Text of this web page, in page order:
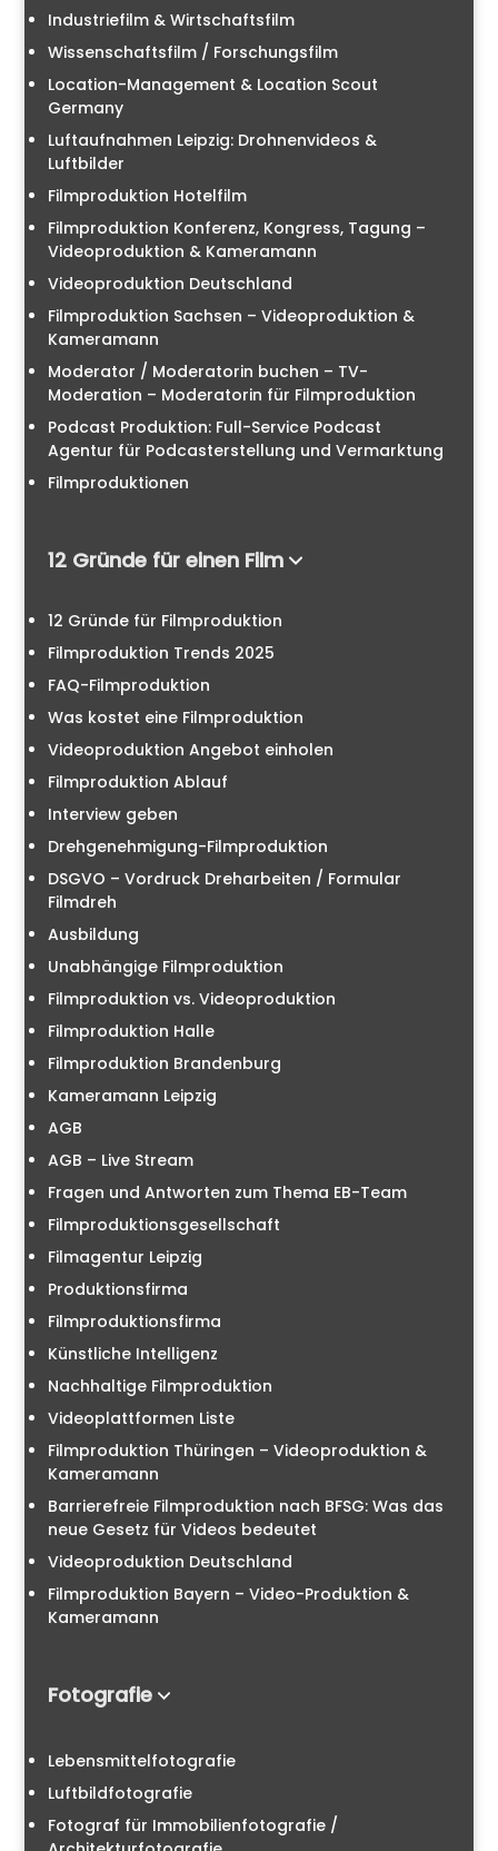
Industriefilm & Wirtschaftsfilm
Wissenschaftsfilm / Forschungsfilm
Location-Management & Location Scout
Germany
Luftaufnahmen Leipzig: Drohnenvideos &
Luftbilder
Filmproduktion Hotelfilm
Filmproduktion Konferenz, Kongress, Tagung –
Videoproduktion & Kameramann
Videoproduktion Deutschland
Filmproduktion Sachsen – Videoproduktion &
Kameramann
Moderator / Moderatorin buchen – TV-
Moderation – Moderatorin für Filmproduktion
Podcast Produktion: Full-Service Podcast
Agentur für Podcasterstellung und Vermarktung
Filmproduktionen
12 Gründe für einen Film
12 Gründe für Filmproduktion
Filmproduktion Trends 2025
FAQ-Filmproduktion
Was kostet eine Filmproduktion
Videoproduktion Angebot einholen
Filmproduktion Ablauf
Interview geben
Drehgenehmigung-Filmproduktion
DSGVO – Vordruck Dreharbeiten / Formular
Filmdreh
Ausbildung
Unabhängige Filmproduktion
Filmproduktion vs. Videoproduktion
Filmproduktion Halle
Filmproduktion Brandenburg
Kameramann Leipzig
AGB
AGB – Live Stream
Fragen und Antworten zum Thema EB-Team
Filmproduktionsgesellschaft
Filmagentur Leipzig
Produktionsfirma
Filmproduktionsfirma
Künstliche Intelligenz
Nachhaltige Filmproduktion
Videoplattformen Liste
Filmproduktion Thüringen – Videoproduktion &
Kameramann
Barrierefreie Filmproduktion nach BFSG: Was das
neue Gesetz für Videos bedeutet
Videoproduktion Deutschland
Filmproduktion Bayern – Video-Produktion &
Kameramann
Fotografie
Lebensmittelfotografie
Luftbildfotografie
Fotograf für Immobilienfotografie /